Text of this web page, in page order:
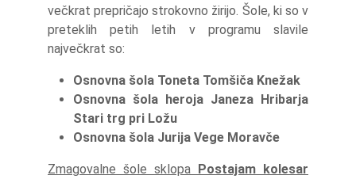
večkrat prepričajo strokovno žirijo. Šole, ki so v
preteklih petih letih v programu slavile
največkrat so:
Osnovna šola Toneta Tomšiča Knežak
Osnovna šola heroja Janeza Hribarja
Stari trg pri Ložu
Osnovna šola Jurija Vege Moravče
Zmagovalne šole sklopa Postajam kolesar